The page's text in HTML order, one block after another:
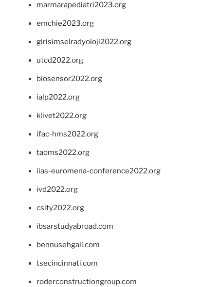
marmarapediatri2023.org
emchie2023.org
girisimselradyoloji2022.org
utcd2022.org
biosensor2022.org
ialp2022.org
klivet2022.org
ifac-hms2022.org
taoms2022.org
iias-euromena-conference2022.org
ivd2022.org
csity2022.org
ibsarstudyabroad.com
bennusehgall.com
tsecincinnati.com
roderconstructiongroup.com